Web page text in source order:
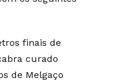
finais de
curado
de Melgaço